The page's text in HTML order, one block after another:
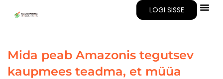
LOGI SISSE
Mida peab Amazonis tegutsev
kaupmees teadma, et müüa